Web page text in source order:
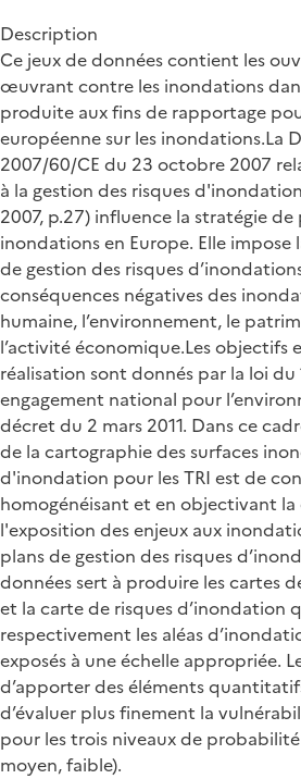
Description
Ce jeux de données contient les
œuvrant contre les inondations
produite aux fins de rapportage
européenne sur les inondations.La
2007/60/CE du 23 octobre 2007
à la gestion des risques d'inondation
2007, p.27) influence la stratégie
inondations en Europe. Elle
de gestion des risques
conséquences négatives des
humaine, l’environnement, le
l’activité économique.Les objectifs
réalisation sont donnés par la loi
engagement national pour
décret du 2 mars 2011. Dans ce
de la cartographie des surfaces
d'inondation pour les TRI est de
homogénéisant et en objectivant la
l'exposition des enjeux aux
plans de gestion des risques
données sert à produire les cartes
et la carte de risques d’inondation
respectivement les aléas
exposés à une échelle appropriée.
d’apporter des éléments
d’évaluer plus finement la
pour les trois niveaux de
moyen, faible).